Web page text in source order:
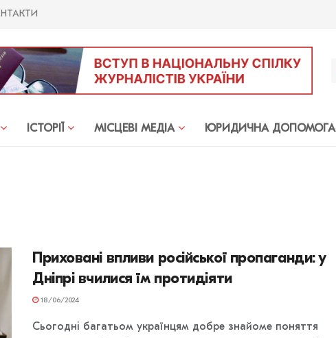
ІСТОРІЇ МIСЦЕВI МЕДIА ЮРИДИЧНА ДОПОМОГА
Приховані впливи російської пропаганди: у
Дніпрі вчилися їм протидіяти
18/06/2024
Сьогодні багатьом українцям добре знайоме поняття